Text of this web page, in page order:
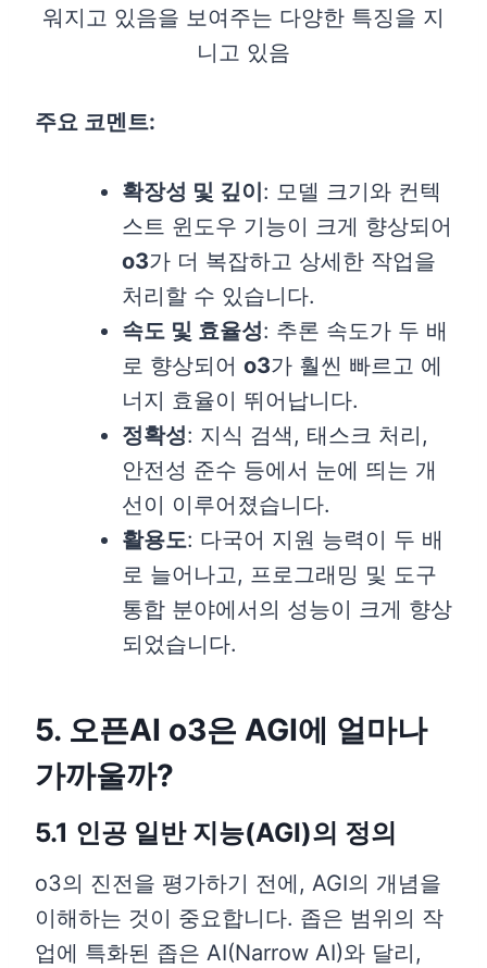
워지고 있음을 보여주는 다양한 특징을 지
니고 있음
주요 코멘트:
확장성 및 깊이: 모델 크기와 컨텍
스트 윈도우 기능이 크게 향상되어
o3가 더 복잡하고 상세한 작업을
처리할 수 있습니다.
속도 및 효율성: 추론 속도가 두 배
로 향상되어 o3가 훨씬 빠르고 에
너지 효율이 뛰어납니다.
정확성: 지식 검색, 태스크 처리,
안전성 준수 등에서 눈에 띄는 개
선이 이루어졌습니다.
활용도: 다국어 지원 능력이 두 배
로 늘어나고, 프로그래밍 및 도구
통합 분야에서의 성능이 크게 향상
되었습니다.
5. 오픈AI o3은 AGI에 얼마나
가까울까?
5.1 인공 일반 지능(AGI)의 정의
o3의 진전을 평가하기 전에, AGI의 개념을
이해하는 것이 중요합니다. 좁은 범위의 작
업에 특화된 좁은 AI(Narrow AI)와 달리,